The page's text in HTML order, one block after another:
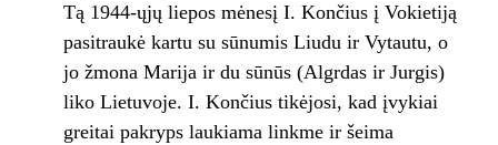
Tą 1944-ųjų liepos mėnesį I. Končius į Vokietiją
pasitraukė kartu su sūnumis Liudu ir Vytautu, o
jo žmona Marija ir du sūnūs (Algrdas ir Jurgis)
liko Lietuvoje. I. Končius tikėjosi, kad įvykiai
greitai pakryps laukiama linkme ir šeima